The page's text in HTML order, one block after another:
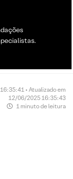
• Atualizado em
12/06/2025 16:35:43
1 minuto de leitura